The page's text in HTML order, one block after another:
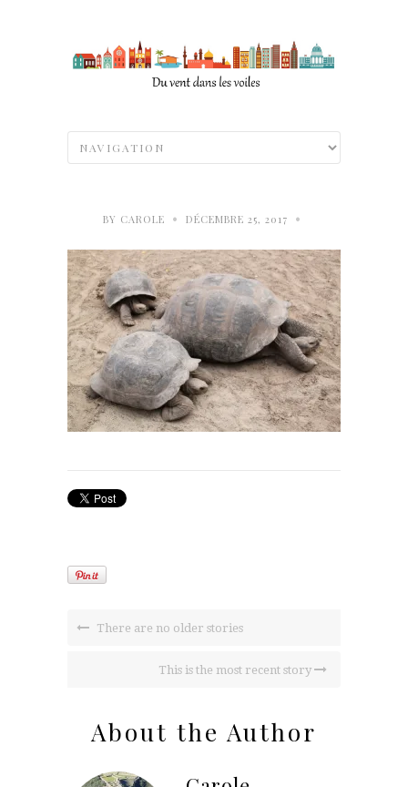
BY CAROLE • DÉCEMBRE 25, 2017 •
There are no older stories
This is the most recent story
About the Author